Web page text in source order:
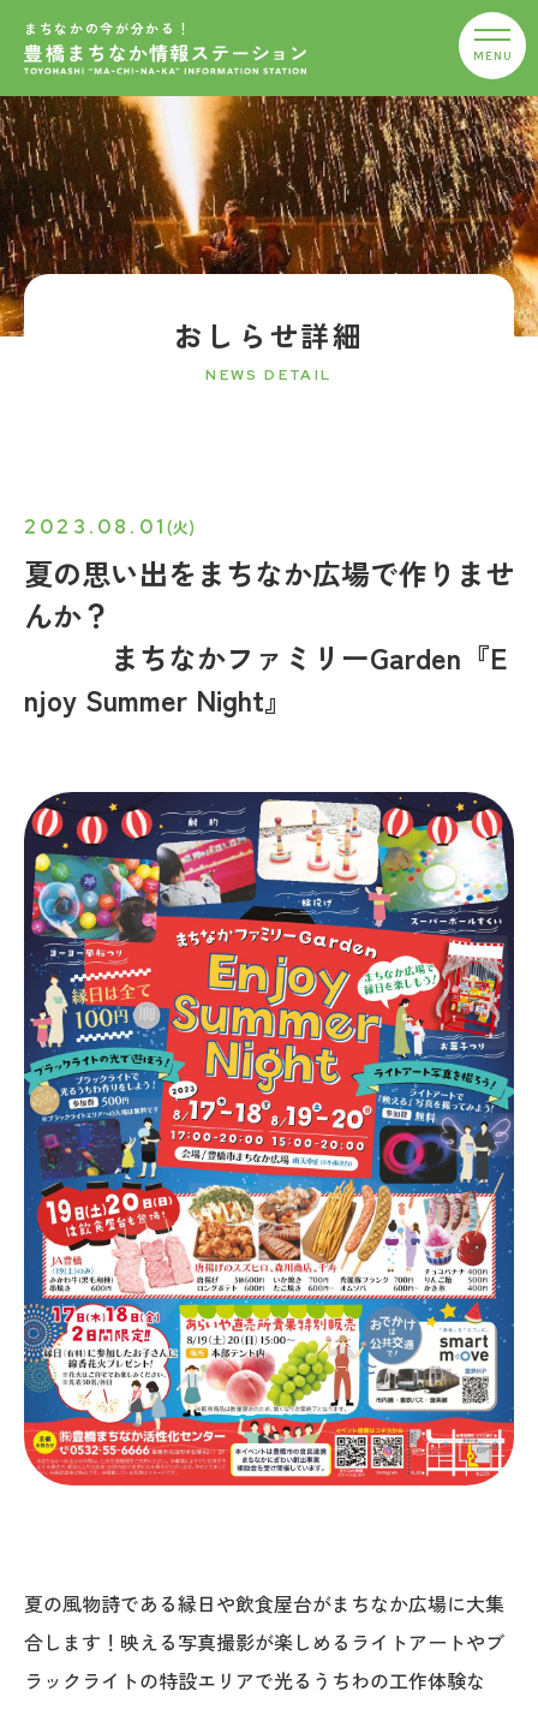
まちなかの今が分かる！
おしらせ詳細
NEWS DETAIL
夏の思い出をまちなか広場で作りませ
んか？
まちなかファミリーGarden『E
njoy Summer Night』
2023.08.01 (火)
夏の風物詩である縁日や飲食屋台がまちなか広場に大集
合します！映える写真撮影が楽しめるライトアートやブ
ラックライトの特設エリアで光るうちわの工作体験な